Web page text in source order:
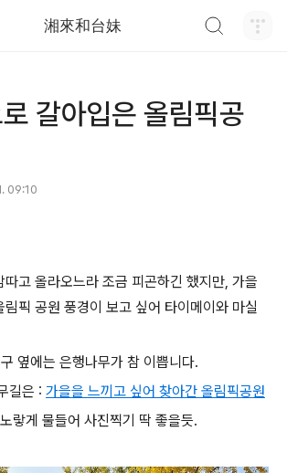
湘來和台妹
갈아입은 올림픽공
09:10
고 올라오느라 조금 피곤하긴 했지만, 가을
픽 공원 풍경이 보고 싶어 타이메이와 마실
옆에는 은행나무가 참 이쁩니다.
길은 : 가을을 느끼고 싶어 찾아간 올림픽공원
랗게 물들어 사진찍기 딱 좋을듯.